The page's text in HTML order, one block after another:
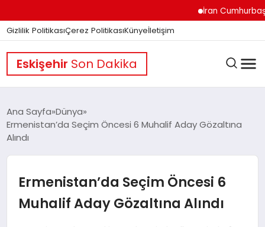
İran
Gizlilik PolitikasıÇerez PolitikasıKünyeİletişim
Eskişehir Son Dakika
GÜNDEM
DÜNYA
Ana Sayfa Dünya
Ermenistan’da Seçim Öncesi 6 Muhalif Aday Gözaltına
Alındı
Ermenistan’da Seçim Öncesi 6
Muhalif Aday Gözaltına Alındı